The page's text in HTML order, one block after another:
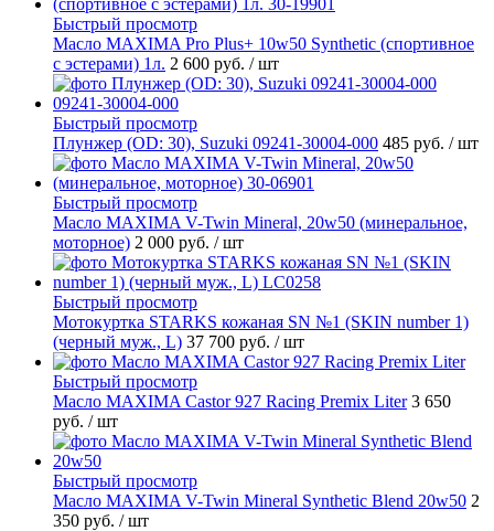
Быстрый просмотр
Масло MAXIMA Pro Plus+ 10w50 Synthetic (спортивное
с эстерами) 1л. 2 600 руб. / шт
Быстрый просмотр
Плунжер (OD: 30), Suzuki 09241-30004-000 485 руб. / шт
Быстрый просмотр
Масло MAXIMA V-Twin Mineral, 20w50 (минеральное,
моторное) 2 000 руб. / шт
Быстрый просмотр
Мотокуртка STARKS кожаная SN №1 (SKIN number 1)
(черный муж., L) 37 700 руб. / шт
Быстрый просмотр
Масло MAXIMA Castor 927 Racing Premix Liter 3 650
руб. / шт
Быстрый просмотр
Масло MAXIMA V-Twin Mineral Synthetic Blend 20w50 2
350 руб. / шт